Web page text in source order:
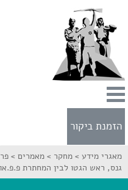
הזמנת ביקור
מאגרי מידע > מחקר > מאמרים >
גנס, ראש הגטו לבין המחתרת פ.פ.או